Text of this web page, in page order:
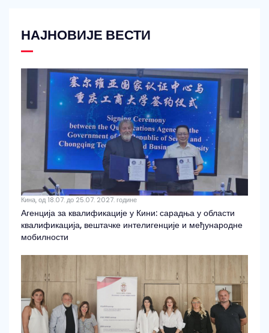
НАЈНОВИЈЕ ВЕСТИ
Кина, од 18.07. до 25.07. 2027. године
Агенција за квалификације у Кини: сарадња у области
квалификација, вештачке интелигенције и међународне
мобилности